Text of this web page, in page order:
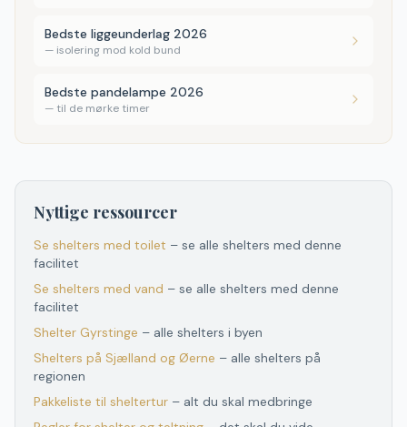
Bedste liggeunderlag 2026
— isolering mod kold bund
Bedste pandelampe 2026
— til de mørke timer
Nyttige ressourcer
Se shelters med toilet – se alle shelters med denne
facilitet
Se shelters med vand – se alle shelters med denne
facilitet
Shelter Gyrstinge – alle shelters i byen
Shelters på Sjælland og Øerne – alle shelters på
regionen
Pakkeliste til sheltertur – alt du skal medbringe